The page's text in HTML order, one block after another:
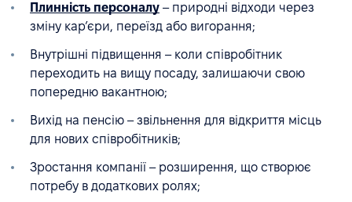
Плинність персоналу – природні відходи через
зміну кар’єри, переїзд або вигорання;
Внутрішні підвищення – коли співробітник
переходить на вищу посаду, залишаючи свою
попередню вакантною;
Вихід на пенсію – звільнення для відкриття місць
для нових співробітників;
Зростання компанії – розширення, що створює
потребу в додаткових ролях;